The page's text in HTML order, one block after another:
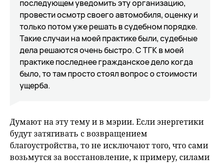
последующем уведомить эту организацию,
провести осмотр своего автомобиля, оценку и
только потом уже решать в судебном порядке.
Такие случаи на моей практике были, судебные
дела решаются очень быстро. С ТГК в моей
практике последнее гражданское дело когда
было, то там просто стоял вопрос о стоимости
ущерба.
Думают на эту тему и в мэрии. Если энергетики
будут затягивать с возвращением
благоустройства, то не исключают того, что сами
возьмутся за восстановление, к примеру, силами